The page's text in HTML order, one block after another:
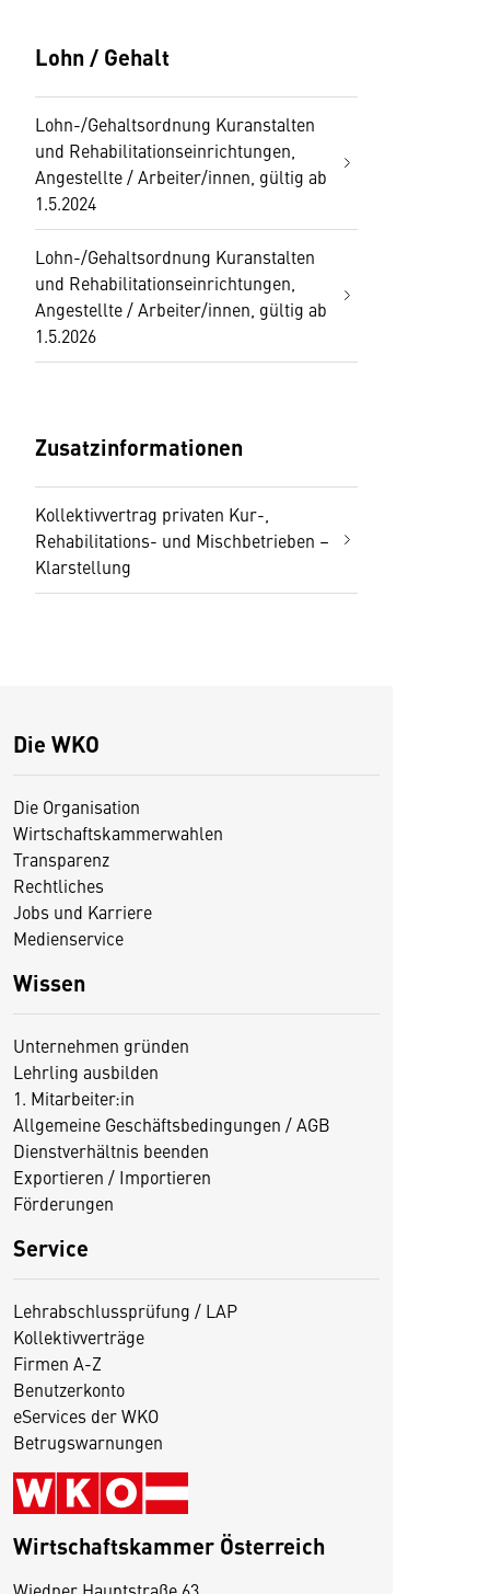
Lohn / Gehalt
Lohn-/Gehaltsordnung Kuranstalten
und Rehabilitationseinrichtungen,
Angestellte / Arbeiter/innen, gültig ab
1.5.2024
Lohn-/Gehaltsordnung Kuranstalten
und Rehabilitationseinrichtungen,
Angestellte / Arbeiter/innen, gültig ab
1.5.2026
Zusatzinformationen
Kollektivvertrag privaten Kur-,
Rehabilitations- und Mischbetrieben –
Klarstellung
Die WKO
Die Organisation
Wirtschaftskammerwahlen
Transparenz
Rechtliches
Jobs und Karriere
Medienservice
Wissen
Unternehmen gründen
Lehrling ausbilden
1. Mitarbeiter:in
Allgemeine Geschäftsbedingungen / AGB
Dienstverhältnis beenden
Exportieren / Importieren
Förderungen
Service
Lehrabschlussprüfung / LAP
Kollektivverträge
Firmen A-Z
Benutzerkonto
eServices der WKO
Betrugswarnungen
Wirtschaftskammer Österreich